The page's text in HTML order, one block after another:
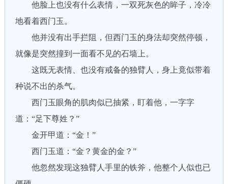
他脸上也没有什么表情，一双死灰色的眸子，冷冷
地看着西门玉。
他并没有出手拦阻，但西门玉的身法却突然停顿，
就像是突然撞到一面看不见的石墙上。
这既无表情、也没有戒备的独臂人，身上竟似带着
种说不出的杀气。
西门玉眼角的肌肉似已抽紧，盯着他，一字字
道：“足下尊姓？”
金开甲道：“金！”
西门玉道：“金？黄金的金？”
他忽然发现这独臂人手里的铁斧，他整个人似也已